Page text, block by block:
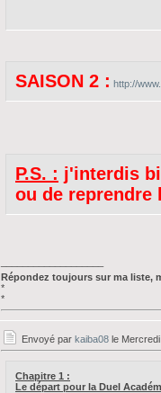
SAISON 2 : http://
P.S. : j'interdis
ou de
Répondez toujours sur ma liste,
*
*
Envoyé par kaiba08 le
Chapitre 1 :
Le départ pour la Duel